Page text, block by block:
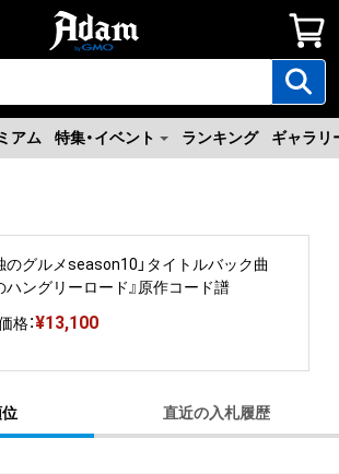
アム 特集・イベント ランキング ギャラリ
のグルメseason10」タイトルバック曲
ハングリーロード』原作コード譜
格：¥13,100
直近の入札履歴